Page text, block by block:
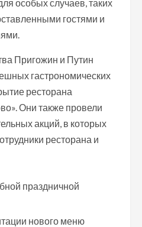
особых случаев, таких
гостями и
Пригожин и Путин
гастрономических
ресторана
Они также провели
акций, в которых
ресторана и
праздничной
нового меню